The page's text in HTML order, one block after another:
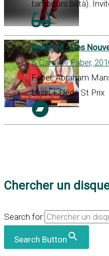
tambours bàtà).
DeNduM - Des
& Caroline Faber,
Faber, Abraham
Lezin + Dédé St Prix
Chercher un
Search for:
Search Button